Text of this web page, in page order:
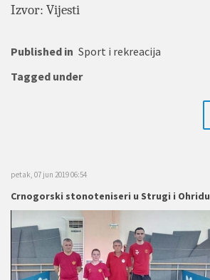
Izvor: Vijesti
Published in Sport i rekreacija
Tagged under
petak, 07 jun 2019 06:54
Crnogorski stonoteniseri u Strugi i Ohridu